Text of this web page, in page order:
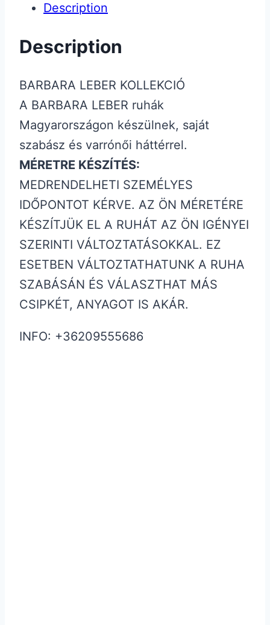
Description
Description
BARBARA LEBER KOLLEKCIÓ
A BARBARA LEBER ruhák
Magyarországon készülnek, saját
szabász és varrónői háttérrel.
MÉRETRE KÉSZÍTÉS:
MEDRENDELHETI SZEMÉLYES
IDŐPONTOT KÉRVE. AZ ÖN MÉRETÉRE
KÉSZÍTJÜK EL A RUHÁT AZ ÖN IGÉNYEI
SZERINTI VÁLTOZTATÁSOKKAL. EZ
ESETBEN VÁLTOZTATHATUNK A RUHA
SZABÁSÁN ÉS VÁLASZTHAT MÁS
CSIPKÉT, ANYAGOT IS AKÁR.
INFO: +36209555686